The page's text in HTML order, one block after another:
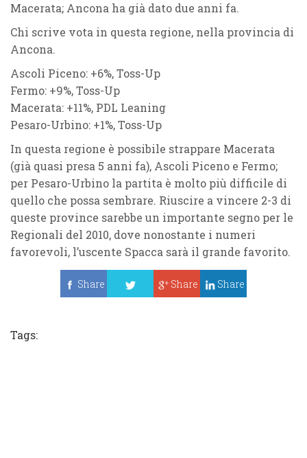
Macerata; Ancona ha già dato due anni fa.
Chi scrive vota in questa regione, nella provincia di
Ancona.
Ascoli Piceno: +6%, Toss-Up
Fermo: +9%, Toss-Up
Macerata: +11%, PDL Leaning
Pesaro-Urbino: +1%, Toss-Up
In questa regione è possibile strappare Macerata
(già quasi presa 5 anni fa), Ascoli Piceno e Fermo;
per Pesaro-Urbino la partita è molto più difficile di
quello che possa sembrare. Riuscire a vincere 2-3 di
queste province sarebbe un importante segno per le
Regionali del 2010, dove nonostante i numeri
favorevoli, l’uscente Spacca sarà il grande favorito.
Share
Share Share
Tags: